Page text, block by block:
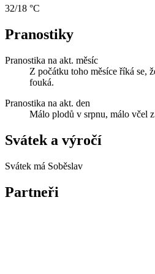
32/18 °C
Pranostiky
Pranostika na akt. měsíc
Z počátku toho měsíce říká se,
fouká.
Pranostika na akt. den
Málo plodů v srpnu, málo včel
Svátek a výročí
Svátek má Soběslav
Partneři